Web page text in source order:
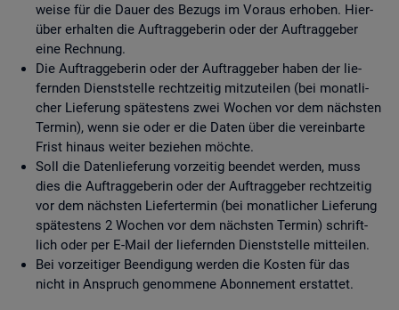
wei­se für die Dauer des Be­zugs im Vor­aus er­ho­ben. Hier­
über er­hal­ten die Auf­trag­ge­be­rin oder der Auf­trag­ge­ber
eine Rech­nung.
Die Auf­trag­ge­be­rin oder der Auf­trag­ge­ber haben der lie­
fern­den Dienst­stel­le recht­zei­tig mit­zu­tei­len (bei mo­nat­li­
cher Lie­fe­rung spä­tes­tens zwei Wo­chen vor dem nächs­ten
Ter­min), wenn sie oder er die Daten über die ver­ein­bar­te
Frist hin­aus wei­ter be­zie­hen möch­te.
Soll die Da­ten­lie­fe­rung vor­zei­tig be­en­det wer­den, muss
dies die Auf­trag­ge­be­rin oder der Auf­trag­ge­ber recht­zei­tig
vor dem nächs­ten Lie­fer­ter­min (bei mo­nat­li­cher Lie­fe­rung
spä­tes­tens 2 Wo­chen vor dem nächs­ten Ter­min) schrift­
lich oder per E-Mail der lie­fern­den Dienst­stel­le mit­tei­len.
Bei vor­zei­ti­ger Be­en­di­gung wer­den die Kos­ten für das
nicht in An­spruch ge­nom­me­ne Abon­ne­ment er­stat­tet.